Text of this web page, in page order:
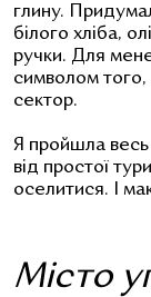
глину.
білого хліба,
ручки. Для
символом того,
сектор.
Я пройшла
від простої
оселитися. І
Місто